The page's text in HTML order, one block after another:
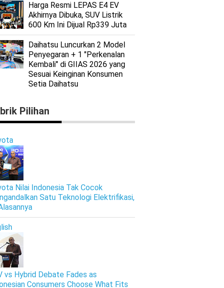
Harga Resmi LEPAS E4 EV
Akhirnya Dibuka, SUV Listrik
600 Km Ini Dijual Rp339 Juta
Daihatsu Luncurkan 2 Model
Penyegaran + 1 "Perkenalan
Kembali" di GIIAS 2026 yang
Sesuai Keinginan Konsumen
Setia Daihatsu
Pilihan
Nilai Indonesia Tak Cocok
Satu Teknologi Elektrifikasi,
vs Hybrid Debate Fades as
Consumers Choose What Fits